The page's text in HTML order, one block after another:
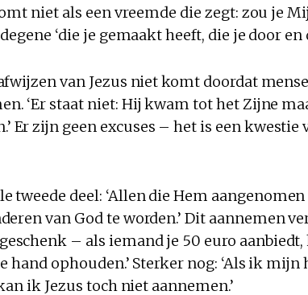
niet als een vreemde die zegt: zou je
‘die je gemaakt heeft, die je door en
van Jezus niet komt doordat
‘Er staat niet: Hij kwam tot het Zijne
Er zijn geen excuses – het is een kwestie
tweede deel: ‘Allen die Hem aangenomen
van God te worden.’ Dit aannemen
– als iemand je 50 euro aanbiedt,
hand ophouden.’ Sterker nog: ‘Als ik mijn
ik Jezus toch niet aannemen.’